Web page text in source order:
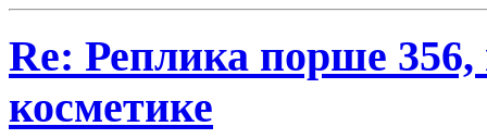
Re: Реплика порше 356,
косметике